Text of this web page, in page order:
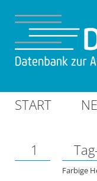
START
1
Farbige